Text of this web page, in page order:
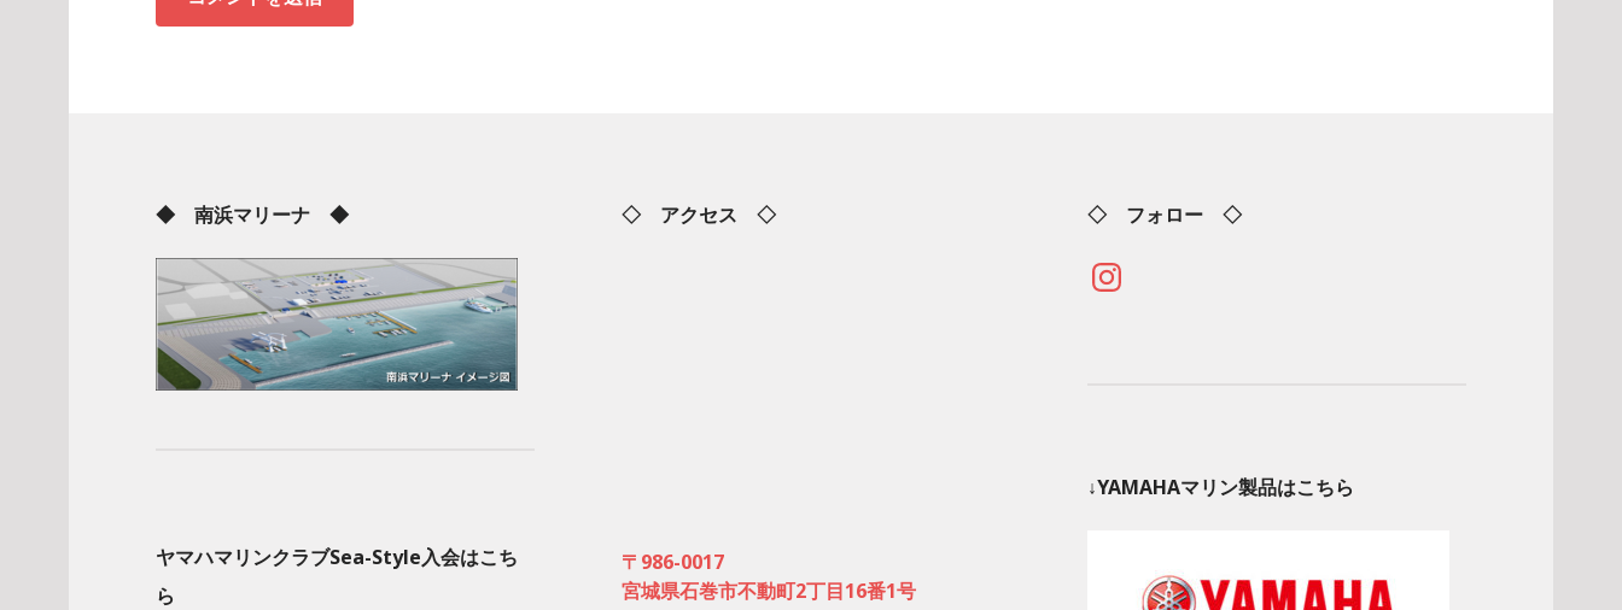
◆ 南浜マリーナ ◆
ヤマハマリンクラブSea-Style入会はこち
ら
◇ アクセス ◇
〒986-0017
宮城県石巻市不動町2丁目16番1号
◇ フォロー ◇
Instagram
↓YAMAHAマリン製品はこちら